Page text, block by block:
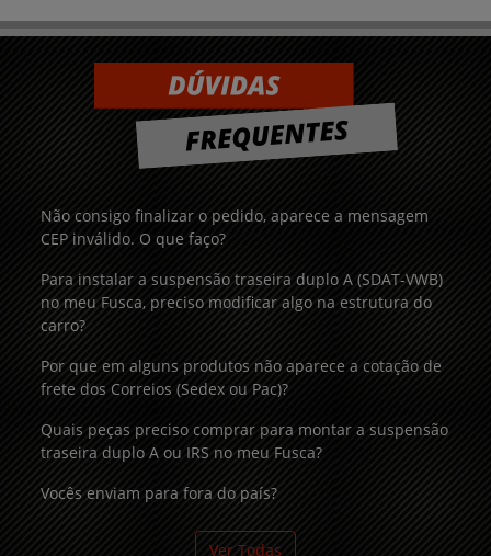
Não consigo finalizar o pedido, aparece a mensagem
CEP inválido. O que faço?
Para instalar a suspensão traseira duplo A (SDAT-VWB)
no meu Fusca, preciso modificar algo na estrutura do
carro?
Por que em alguns produtos não aparece a cotação de
frete dos Correios (Sedex ou Pac)?
Quais peças preciso comprar para montar a suspensão
traseira duplo A ou IRS no meu Fusca?
Vocês enviam para fora do país?
Ver Todas